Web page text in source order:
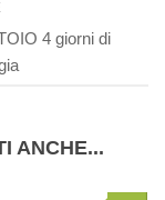
4 giorni di
ANCHE...